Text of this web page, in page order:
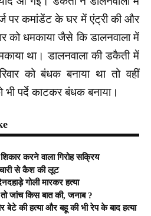
पर कमांडेंट के घर में एंट्री की और
को धमकाया जैसे कि डालनवाला में
था। डालनवाला की डकैती में
को बंधक बनाया था तो वहीं
पर्दे काटकर बंधक बनाया।
करने वाला गिरोह सक्रिय
से कैश की लूट
गोली मारकर हत्या
जांच किस बात की, जनाब ?
बेटे की हत्या और बहू की भी रेप के बाद हत्या